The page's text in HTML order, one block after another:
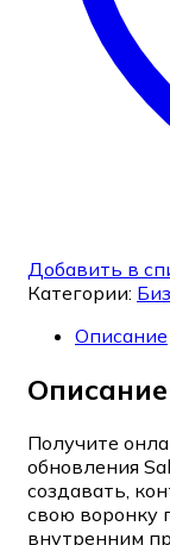
Добавить в
Категории:
Описание
Описание
Получите
обновления
создавать,
свою воронку
внутренним